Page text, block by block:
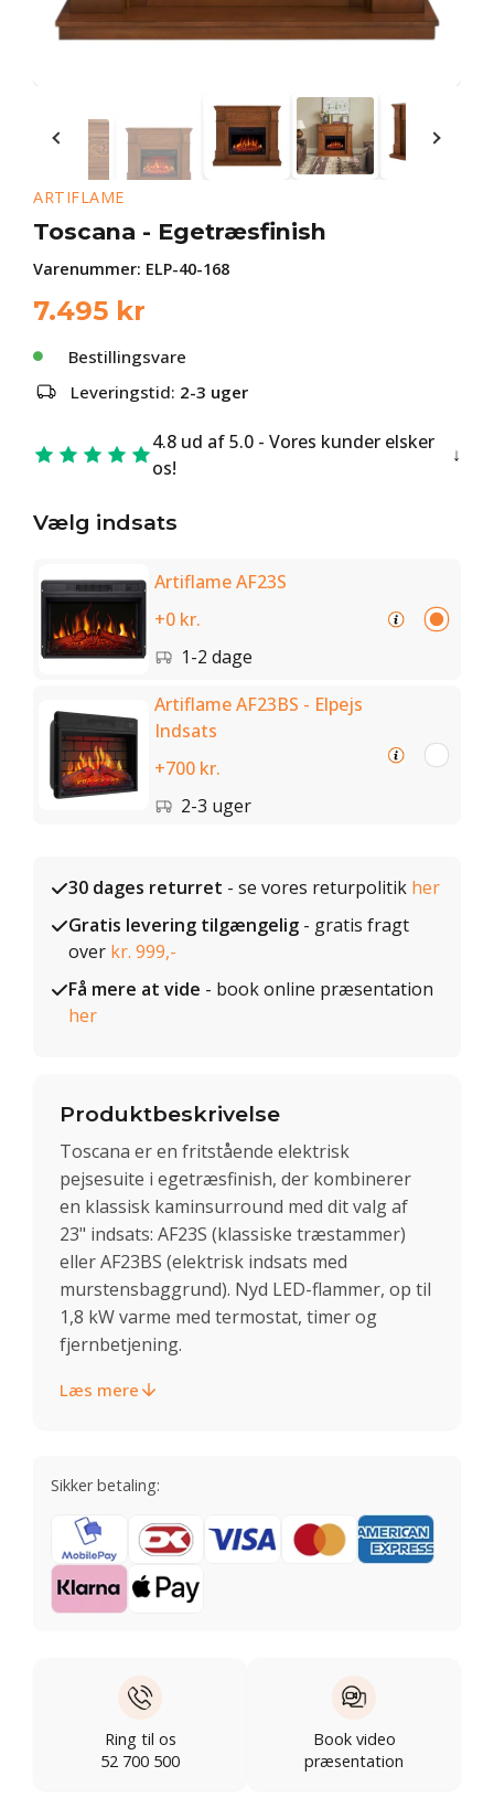
ARTIFLAME
Toscana - Egetræsfinish
Varenummer: ELP-40-168
7.495 kr
Bestillingsvare
Leveringstid: 2-3 uger
4.8 ud af 5.0 - Vores kunder elsker
os!
Vælg indsats
Artiflame AF23S
+0 kr.
1-2 dage
Artiflame AF23BS - Elpejs
Indsats
+700 kr.
2-3 uger
30 dages returret - se vores returpolitik her
Gratis levering tilgængelig - gratis fragt
over kr. 999,-
Få mere at vide - book online præsentation
her
Produktbeskrivelse
Toscana er en fritstående elektrisk
pejsesuite i egetræsfinish, der kombinerer
en klassisk kaminsurround med dit valg af
23" indsats: AF23S (klassiske træstammer)
eller AF23BS (elektrisk indsats med
murstensbaggrund). Nyd LED-flammer, op til
1,8 kW varme med termostat, timer og
fjernbetjening.
Læs mere
Sikker betaling:
Ring til os
52 700 500
Book video
præsentation